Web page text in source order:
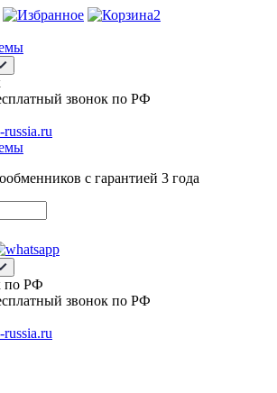
2
звонок по РФ
с гарантией 3 года
по РФ
звонок по РФ